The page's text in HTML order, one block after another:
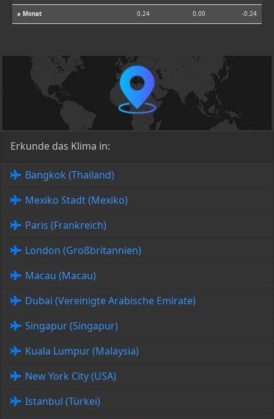
⌀ Monat 0.24 0.00 -0.24
Erkunde das Klima in:
Bangkok (Thailand)
Mexiko Stadt (Mexiko)
Paris (Frankreich)
London (Großbritannien)
Macau (Macau)
Dubai (Vereinigte Arabische Emirate)
Singapur (Singapur)
Kuala Lumpur (Malaysia)
New York City (USA)
Istanbul (Türkei)